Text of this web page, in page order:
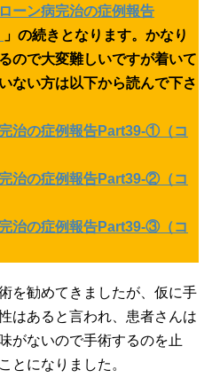
ーン病完治の症例報告
」の続きとなります。かなり
ので大変難しいですが着いて
ない方は以下から読んで下さ
治の症例報告Part39-①（コ
治の症例報告Part39-②（コ
治の症例報告Part39-③（コ
を勧めてきましたが、仮に手
はあると言われ、患者さんは
がないので手術するのを止
とになりました。